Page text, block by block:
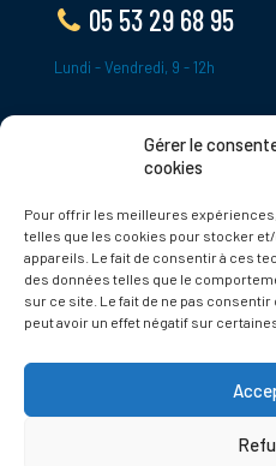
Gérer le
cookies
Pour offrir les meilleures
telles que les cookies pour stocker
appareils. Le fait de consentir à ces
des données telles que le
sur ce site. Le fait de ne pas
peut avoir un effet négatif sur
05 53 29 68 95
Lundi - Vendredi, 9 - 12h
24620 Tamniès
France
Politique de cookies